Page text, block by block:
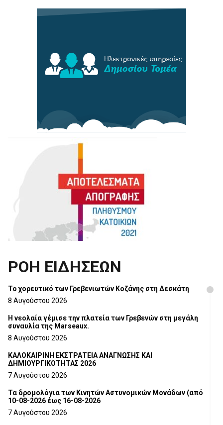
ΡΟΗ ΕΙΔΗΣΕΩΝ
Το χορευτικό των Γρεβενιωτών Κοζάνης στη Δεσκάτη
8 Αυγούστου 2026
Η νεολαία γέμισε την πλατεία των Γρεβενών στη μεγάλη
συναυλία της Marseaux.
8 Αυγούστου 2026
ΚΑΛΟΚΑΙΡΙΝΗ ΕΚΣΤΡΑΤΕΙΑ ΑΝΑΓΝΩΣΗΣ ΚΑΙ
ΔΗΜΙΟΥΡΓΙΚΟΤΗΤΑΣ 2026
7 Αυγούστου 2026
Τα δρομολόγια των Κινητών Αστυνομικών Μονάδων (από
10-08-2026 έως 16-08-2026
7 Αυγούστου 2026